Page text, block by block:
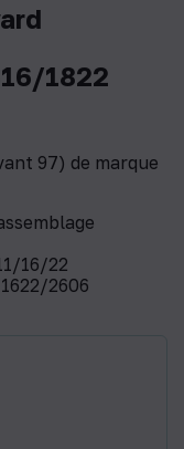
1822
97) de marque
16/22
2606